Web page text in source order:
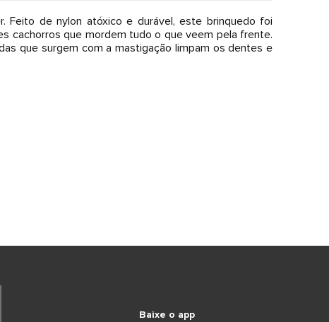
Feito de nylon atóxico e durável, este brinquedo foi
cachorros que mordem tudo o que veem pela frente.
que surgem com a mastigação limpam os dentes e
Baixe o app